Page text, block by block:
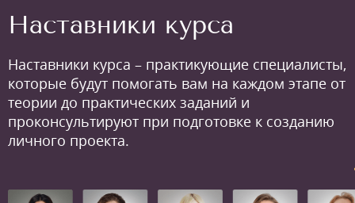
Наставники курса
Наставники курса – практикующие специалисты,
которые будут помогать вам на каждом этапе от
теории до практических заданий и
проконсультируют при подготовке к созданию
личного проекта.